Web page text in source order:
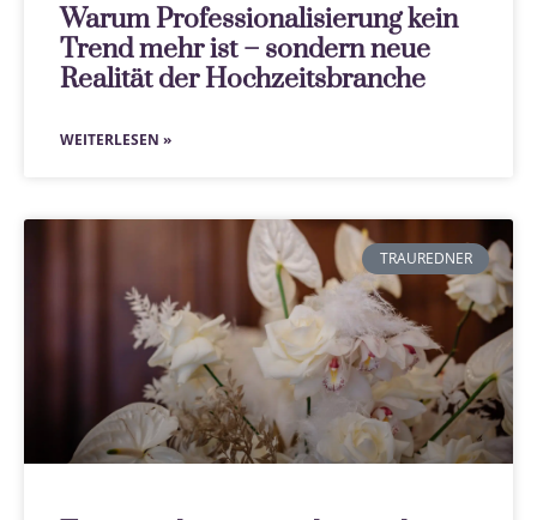
Warum Professionalisierung kein
Trend mehr ist – sondern neue
Realität der Hochzeitsbranche
WEITERLESEN »
TRAUREDNER